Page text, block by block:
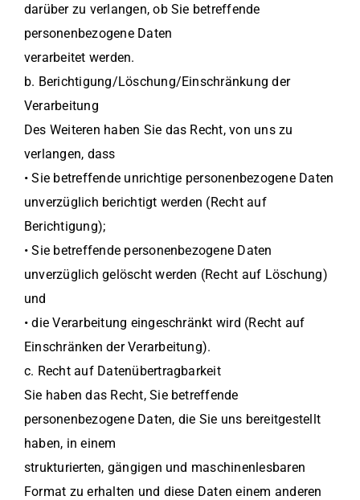
darüber zu verlangen, ob Sie betreffende
personenbezogene Daten
verarbeitet werden.
b. Berichtigung/Löschung/Einschränkung der
Verarbeitung
Des Weiteren haben Sie das Recht, von uns zu
verlangen, dass
• Sie betreffende unrichtige personenbezogene Daten
unverzüglich berichtigt werden (Recht auf
Berichtigung);
• Sie betreffende personenbezogene Daten
unverzüglich gelöscht werden (Recht auf Löschung)
und
• die Verarbeitung eingeschränkt wird (Recht auf
Einschränken der Verarbeitung).
c. Recht auf Datenübertragbarkeit
Sie haben das Recht, Sie betreffende
personenbezogene Daten, die Sie uns bereitgestellt
haben, in einem
strukturierten, gängigen und maschinenlesbaren
Format zu erhalten und diese Daten einem anderen